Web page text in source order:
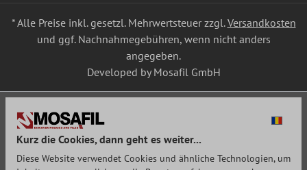
* Alle Preise inkl. gesetzl. Mehrwertsteuer zzgl.Versandkosten
und ggf. Nachnahmegebühren, wenn nicht anders
angegeben.
Developed by Mosafil GmbH
Kurz die Cookies, dann geht es weiter...
Diese Website verwendet Cookies und ähnliche Technologien, um